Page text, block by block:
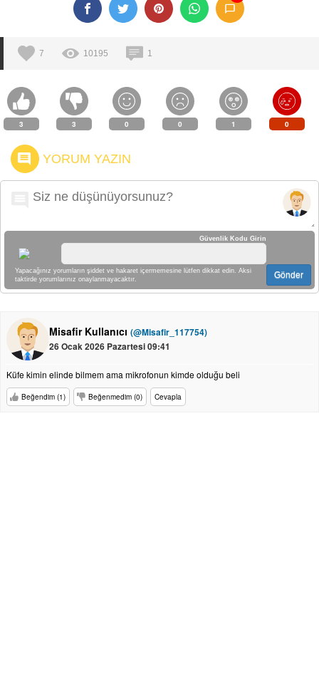
7 10195 1
3 3 0 0 1 0
YORUM YAZIN
Güvenlik Kodu Girin
Yapacağınız yorumların şiddet ve hakaret içermemesine lütfen dikkat edin. Aksi
taktirde yorumlarınız onaylanmayacaktır.
Gönder
Misafir Kullanıcı (@Misafir_117754)
26 Ocak 2026 Pazartesi 09:41
Küfe kimin elinde bilmem ama mikrofonun kimde olduğu beli
Beğendim (1) Beğenmedim (0) Cevapla